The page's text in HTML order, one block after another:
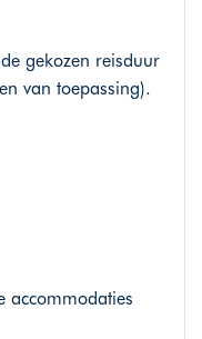
gekozen reisduur
van toepassing).
accommodaties